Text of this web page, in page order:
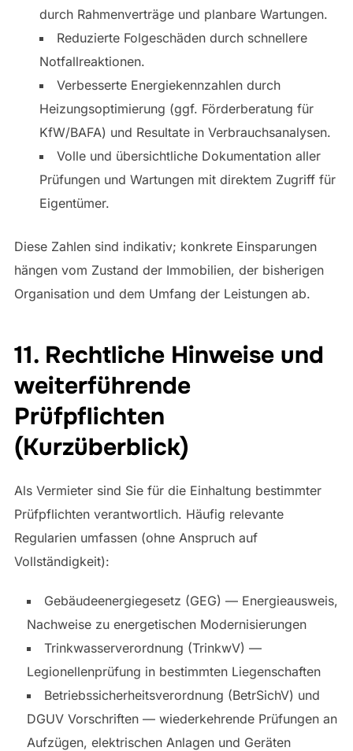
durch Rahmenverträge und planbare Wartungen.
Reduzierte Folgeschäden durch schnellere
Notfallreaktionen.
Verbesserte Energiekennzahlen durch
Heizungsoptimierung (ggf. Förderberatung für
KfW/BAFA) und Resultate in Verbrauchsanalysen.
Volle und übersichtliche Dokumentation aller
Prüfungen und Wartungen mit direktem Zugriff für
Eigentümer.
Diese Zahlen sind indikativ; konkrete Einsparungen
hängen vom Zustand der Immobilien, der bisherigen
Organisation und dem Umfang der Leistungen ab.
11. Rechtliche Hinweise und
weiterführende
Prüfpflichten
(Kurzüberblick)
Als Vermieter sind Sie für die Einhaltung bestimmter
Prüfpflichten verantwortlich. Häufig relevante
Regularien umfassen (ohne Anspruch auf
Vollständigkeit):
Gebäudeenergiegesetz (GEG) — Energieausweis,
Nachweise zu energetischen Modernisierungen
Trinkwasserverordnung (TrinkwV) —
Legionellenprüfung in bestimmten Liegenschaften
Betriebssicherheitsverordnung (BetrSichV) und
DGUV Vorschriften — wiederkehrende Prüfungen an
Aufzügen, elektrischen Anlagen und Geräten